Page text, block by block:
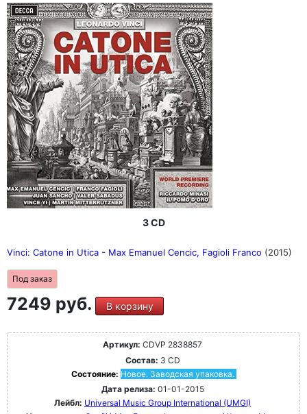
3 CD
Vinci: Catone in Utica - Max Emanuel Cencic, Fagioli Franco (2015)
Под заказ
7249 руб. В корзину
Артикул: CDVP 2838857
Состав: 3 CD
Состояние: Новое. Заводская упаковка.
Дата релиза: 01-01-2015
Лейбл: Universal Music Group International (UMGI)